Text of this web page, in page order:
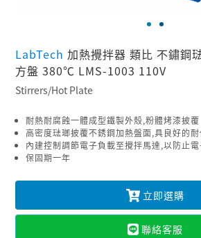
LabTech加熱攪拌器 類比 不鏽鋼
方盤 380℃ LMS-1003 110V
Stirrers/Hot Plate
耐熱耐腐蝕一體成型鐵製外殼,粉體烤漆披覆
高密度琺瑯披覆不銹鋼加熱盤面,具良好的
內建控制調節電子負載至攪拌馬達,以防止
保固期一年
立即選購
聯絡客服